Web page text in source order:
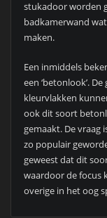
stukadoor worden
badkamerwand
maken.
Een inmiddels
een ‘betonlook’.
kleurvlakken
ook dit soort
gemaakt. De vraag
zo populair
geweest dat dit
waardoor de focus
overige in het oog